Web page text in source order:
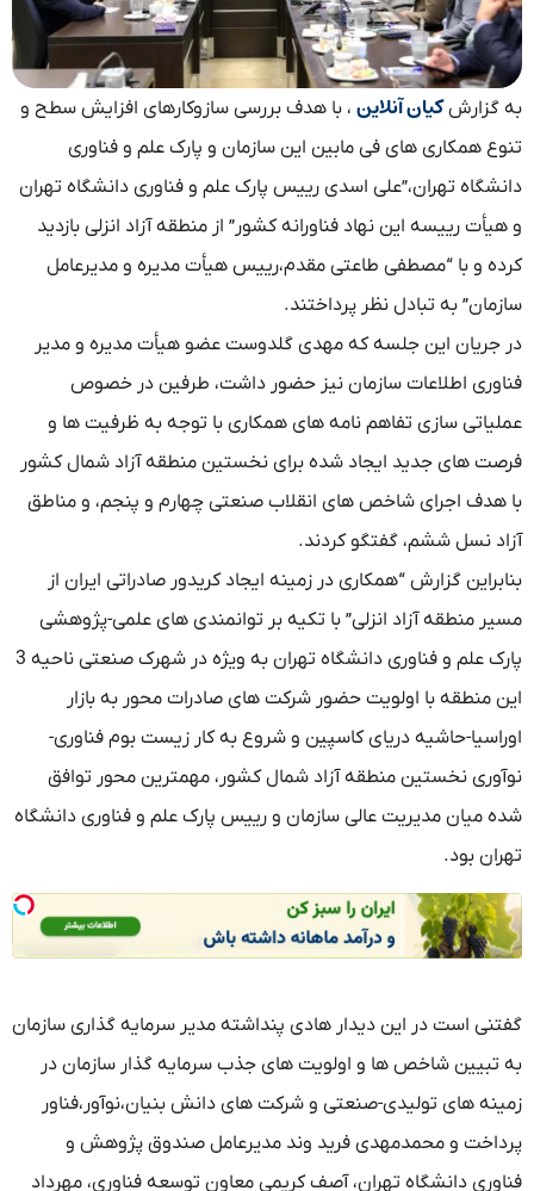
به گزارشکیان آنلاین ، با هدف بررسی سازوکارهای افزایش سطح و
تنوع همکاری های فی مابین این سازمان و پارک علم و فناوری
دانشگاه تهران،”علی اسدی رییس پارک علم و فناوری دانشگاه تهران
و هیأت رییسه این نهاد فناورانه کشور” از منطقه آزاد انزلی بازدید
کرده و با “مصطفی طاعتی مقدم،رییس هیأت مدیره و مدیرعامل
سازمان” به تبادل نظر پرداختند.
در جریان این جلسه که مهدی گلدوست عضو هیأت مدیره و مدیر
فناوری اطلاعات سازمان نیز حضور داشت، طرفین در خصوص
عملیاتی سازی تفاهم نامه های همکاری با توجه به ظرفیت ها و
فرصت های جدید ایجاد شده برای نخستین منطقه آزاد شمال کشور
با هدف اجرای شاخص های انقلاب صنعتی چهارم و پنجم، و مناطق
آزاد نسل ششم، گفتگو کردند.
بنابراین گزارش “همکاری در زمینه ایجاد کریدور صادراتی ایران از
مسیر منطقه آزاد انزلی” با تکیه بر توانمندی های علمی-پژوهشی
پارک علم و فناوری دانشگاه تهران به ویژه در شهرک صنعتی ناحیه 3
این منطقه با اولویت حضور شرکت های صادرات محور به بازار
اوراسیا-حاشیه دریای کاسپین و شروع به کار زیست بوم فناوری-
نوآوری نخستین منطقه آزاد شمال کشور، مهمترین محور توافق
شده میان مدیریت عالی سازمان و رییس پارک علم و فناوری دانشگاه
تهران بود.
گفتنی است در این دیدار هادی پنداشته مدیر سرمایه گذاری سازمان
به تبیین شاخص ها و اولویت های جذب سرمایه گذار سازمان در
زمینه های تولیدی-صنعتی و شرکت های دانش بنیان،نوآور،فناور
پرداخت و محمدمهدی فرید وند مدیرعامل صندوق پژوهش و
فناوری دانشگاه تهران، آصف کریمی معاون توسعه فناوری، مهرداد